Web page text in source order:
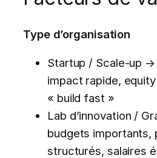
Type d’organisation
Startup / Scale-up →
impact rapide,
« build fast »
Lab d’innovation /
budgets importants,
structurés, salaires